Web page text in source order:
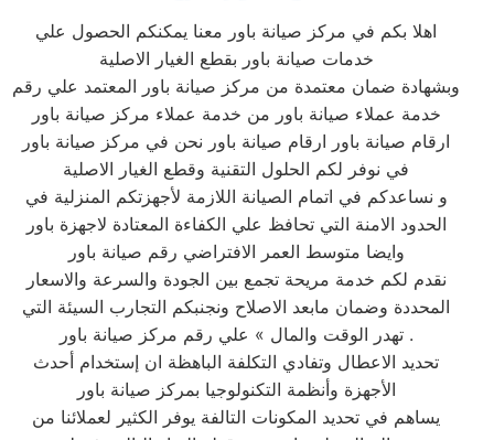
اهلا بكم في مركز صيانة باور معنا يمكنكم الحصول علي
خدمات صيانة باور بقطع الغيار الاصلية
وبشهادة ضمان معتمدة من مركز صيانة باور المعتمد علي رقم
خدمة عملاء صيانة باور من خدمة عملاء مركز صيانة باور
ارقام صيانة باور ارقام صيانة باور نحن في مركز صيانة باور
في نوفر لكم الحلول التقنية وقطع الغيار الاصلية
و نساعدكم في اتمام الصيانة اللازمة لأجهزتكم المنزلية في
الحدود الامنة التي تحافظ علي الكفاءة المعتادة لاجهزة باور
وايضا متوسط العمر الافتراضي رقم صيانة باور
نقدم لكم خدمة مريحة تجمع بين الجودة والسرعة والاسعار
المحددة وضمان مابعد الاصلاح ونجنبكم التجارب السيئة التي
تهدر الوقت والمال » علي رقم مركز صيانة باور .
تحديد الاعطال وتفادي التكلفة الباهظة ان إستخدام أحدث
الأجهزة وأنظمة التكنولوجيا بمركز صيانة باور
يساهم في تحديد المكونات التالفة يوفر الكثير لعملائنا من